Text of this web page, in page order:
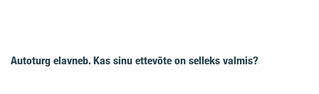
Autoturg elavneb. Kas sinu ettevõte on selleks valmis?